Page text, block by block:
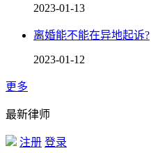
2023-01-13
离婚能不能在异地起诉?
2023-01-12
更多
最新律师
注册 登录